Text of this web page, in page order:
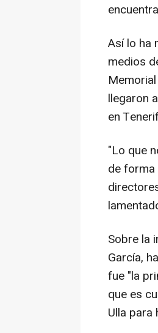
Así lo ha
medios
llegaron
en
"Lo que
de
Sobre la
García,
fue "la
que es
Ulla para